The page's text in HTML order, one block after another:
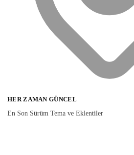
HER ZAMAN GÜNCEL
En Son Sürüm Tema ve Eklentiler